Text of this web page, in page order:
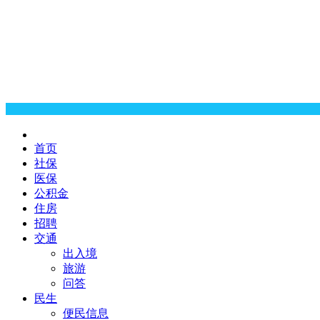
首页
社保
医保
公积金
住房
招聘
交通
出入境
旅游
问答
民生
便民信息